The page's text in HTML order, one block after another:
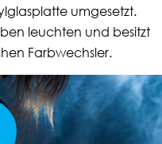
umgesetzt.
leuchten und besitzt
Farbwechsler.